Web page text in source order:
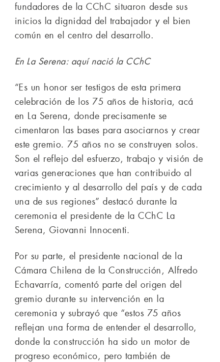
fundadores de la CChC situaron desde sus
inicios la dignidad del trabajador y el bien
común en el centro del desarrollo.
En La Serena: aquí nació la CChC
“Es un honor ser testigos de esta primera
celebración de los 75 años de historia, acá
en La Serena, donde precisamente se
cimentaron las bases para asociarnos y crear
este gremio. 75 años no se construyen solos.
Son el reflejo del esfuerzo, trabajo y visión de
varias generaciones que han contribuido al
crecimiento y al desarrollo del país y de cada
una de sus regiones” destacó durante la
ceremonia el presidente de la CChC La
Serena, Giovanni Innocenti.
Por su parte, el presidente nacional de la
Cámara Chilena de la Construcción, Alfredo
Echavarría, comentó parte del origen del
gremio durante su intervención en la
ceremonia y subrayó que “estos 75 años
reflejan una forma de entender el desarrollo,
donde la construcción ha sido un motor de
progreso económico, pero también de